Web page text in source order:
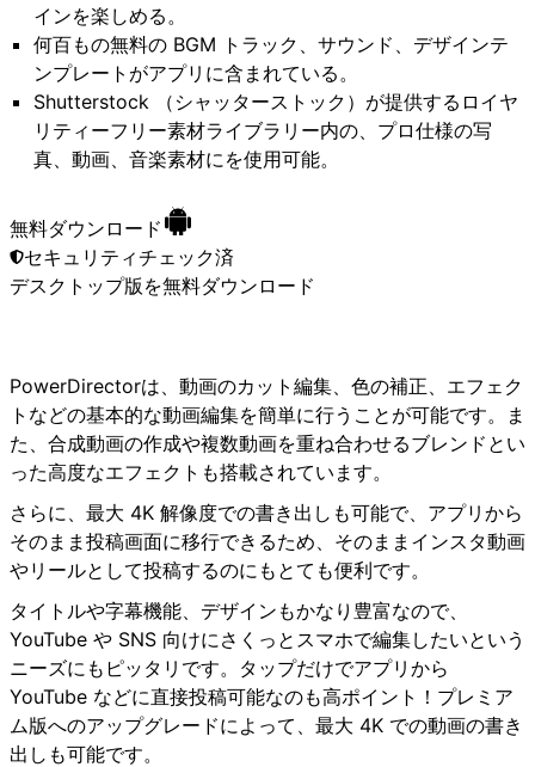
インを楽しめる。
何百もの無料の BGM トラック、サウンド、デザインテ
ンプレートがアプリに含まれている。
Shutterstock （シャッターストック）が提供するロイヤ
リティーフリー素材ライブラリー内の、プロ仕様の写
真、動画、音楽素材にを使用可能。
無料ダウンロード
セキュリティチェック済
デスクトップ版 を無料ダウンロード
PowerDirectorは、動画のカット編集、色の補正、エフェク
トなどの基本的な動画編集を簡単に行うことが可能です。ま
た、合成動画の作成や複数動画を重ね合わせるブレンドとい
った高度なエフェクトも搭載されています。
さらに、最大 4K 解像度での書き出しも可能で、アプリから
そのまま投稿画面に移行できるため、そのままインスタ動画
やリールとして投稿するのにもとても便利です。
タイトルや字幕機能、デザインもかなり豊富なので、
YouTube や SNS 向けにさくっとスマホで編集したいという
ニーズにもピッタリです。タップだけでアプリから
YouTube などに直接投稿可能なのも高ポイント！プレミア
ム版へのアップグレードによって、最大 4K での動画の書き
出しも可能です。